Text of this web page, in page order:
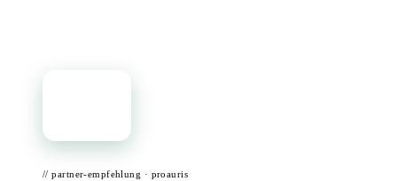
// partner-empfehlung · proauris